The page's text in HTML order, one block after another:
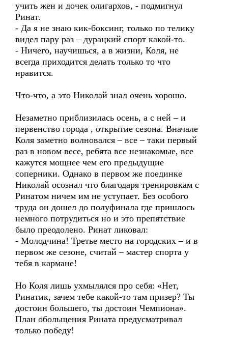
учить жен и дочек олигархов, - подмигнул
Ринат.
- Да я не знаю кик-боксинг, только по телику
видел пару раз – дурацкий спорт какой-то.
- Ничего, научишься, а в жизни, Коля, не
всегда приходится делать только то что
нравится.
Что-что, а это Николай знал очень хорошо.
Незаметно приблизилась осень, а с ней – и
первенство города , открытие сезона. Вначале
Коля заметно волновался – все – таки первый
раз в новом весе, ребята все незнакомые, все
кажутся мощнее чем его предыдущие
соперники. Однако в первом же поединке
Николай осознал что благодаря тренировкам с
Ринатом ничем им не уступает. Без особого
труда он дошел до полуфинала где пришлось
немного потрудиться но и это препятствие
было преодолено. Ринат ликовал:
- Молодчина! Третье место на городских – и в
первом же сезоне, считай – мастер спорта у
тебя в кармане!
Но Коля лишь ухмылялся про себя: «Нет,
Ринатик, зачем тебе какой-то там призер? Ты
достоин большего, ты достоин Чемпиона».
План обольщения Рината предусматривал
только победу!